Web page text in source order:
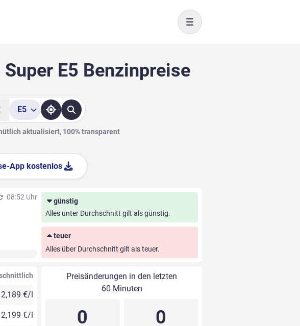
Toggle navigation
E5 Benzinpreise
E5
aktualisiert, 100% transparent
App kostenlos
08:52 Uhr
günstig
Alles unter Durchschnitt gilt als günstig.
teuer
Alles über Durchschnitt gilt als teuer.
2,189 €/l
2,199 €/l
Preisänderungen in den letzten
60 Minuten
0 0